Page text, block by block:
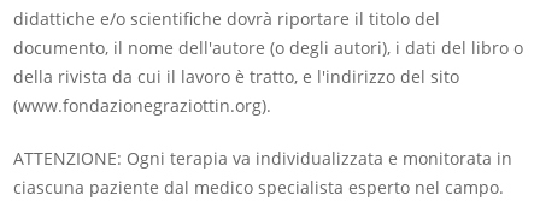
didattiche e/o scientifiche dovrà riportare il titolo del
documento, il nome dell'autore (o degli autori), i dati del libro o
della rivista da cui il lavoro è tratto, e l'indirizzo del sito
(www.fondazionegraziottin.org).
ATTENZIONE: Ogni terapia va individualizzata e monitorata in
ciascuna paziente dal medico specialista esperto nel campo.